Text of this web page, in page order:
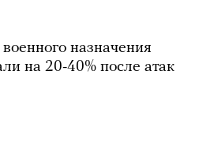
назначения
на 20-40% после атак